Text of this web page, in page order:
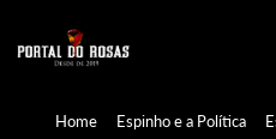
Home Espinho e a Política